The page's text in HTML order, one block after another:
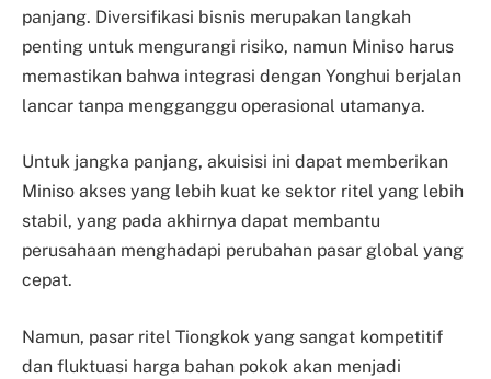
panjang. Diversifikasi bisnis merupakan langkah
penting untuk mengurangi risiko, namun Miniso harus
memastikan bahwa integrasi dengan Yonghui berjalan
lancar tanpa mengganggu operasional utamanya.
Untuk jangka panjang, akuisisi ini dapat memberikan
Miniso akses yang lebih kuat ke sektor ritel yang lebih
stabil, yang pada akhirnya dapat membantu
perusahaan menghadapi perubahan pasar global yang
cepat.
Namun, pasar ritel Tiongkok yang sangat kompetitif
dan fluktuasi harga bahan pokok akan menjadi